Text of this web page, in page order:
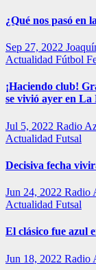
¿Qué nos pasó en
Sep 27, 2022
Actualidad Fútbol
¡Haciendo club!
se vivió ayer en La
Jul 5, 2022 Radio
Actualidad Futsal
Decisiva fecha
Jun 24, 2022 Radio
Actualidad Futsal
El clásico fue azul
Jun 18, 2022 Radio